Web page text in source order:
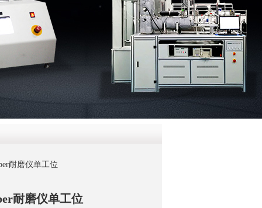
在线咨
耐磨仪单工位
耐磨仪单工位